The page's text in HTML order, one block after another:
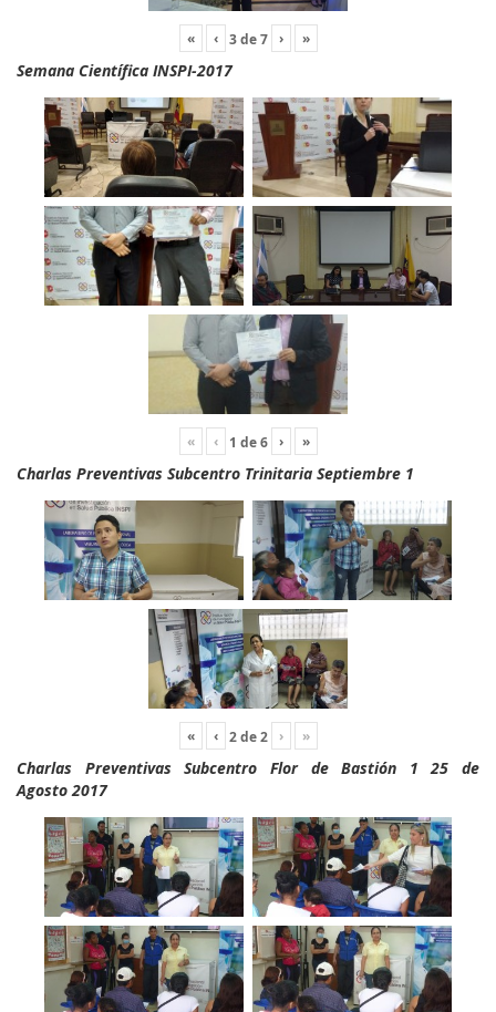
« ‹ 3de7 › »
Semana Científica INSPI-2017
« ‹ 1 de6 › »
Charlas Preventivas Subcentro Trinitaria Septiembre 1
« ‹ 2de2 › »
Charlas Preventivas Subcentro Flor de Bastión 1 25 de
Agosto 2017